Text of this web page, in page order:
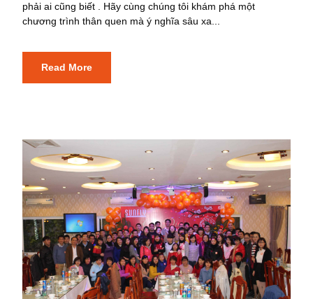
phải ai cũng biết . Hãy cùng chúng tôi khám phá một
chương trình thân quen mà ý nghĩa sâu xa...
Read More